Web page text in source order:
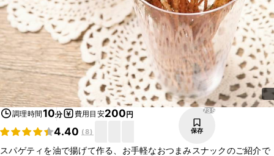
調理時間10分 費用目安200円
4.40 (8)
735
保存
スパゲティを油で揚げて作る、お手軽なおつまみスナックのご紹介で